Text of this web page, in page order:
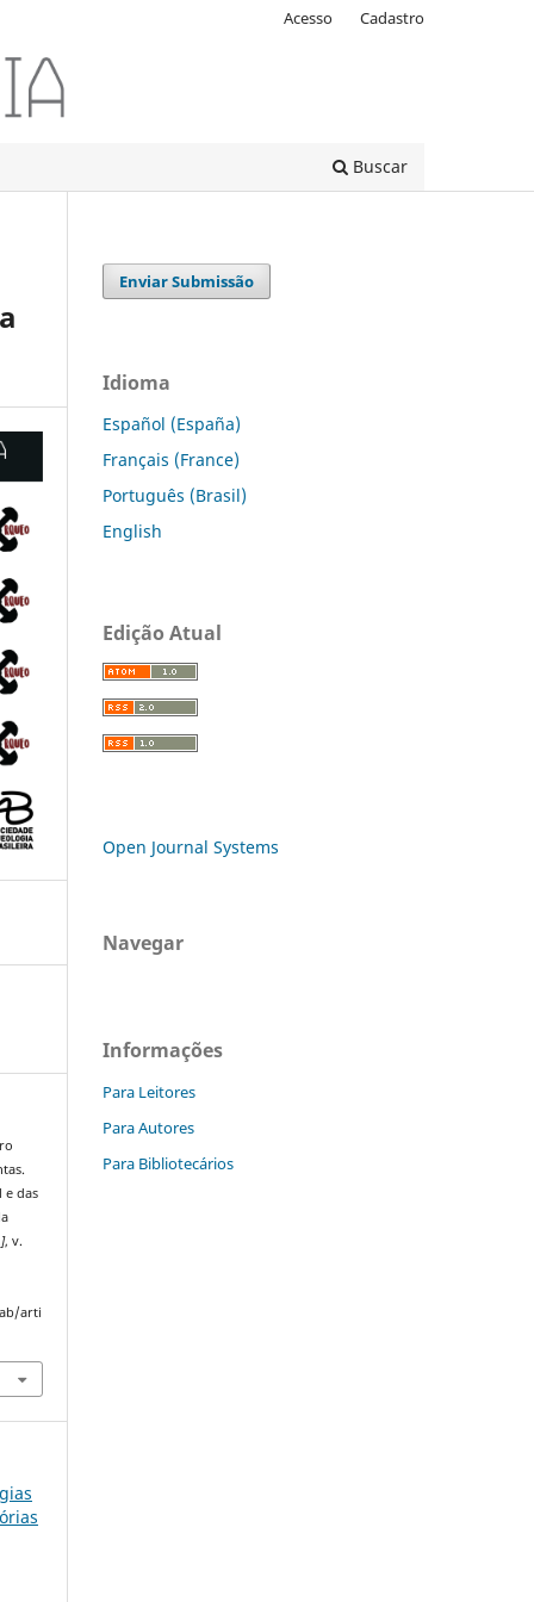
Buscar
Acesso Cadastro
e das
, v.
arti
Enviar Submissão
Idioma
Español (España)
Français (France)
Português (Brasil)
English
Edição Atual
Open Journal Systems
Navegar
Informações
Para Leitores
Para Autores
Para Bibliotecários